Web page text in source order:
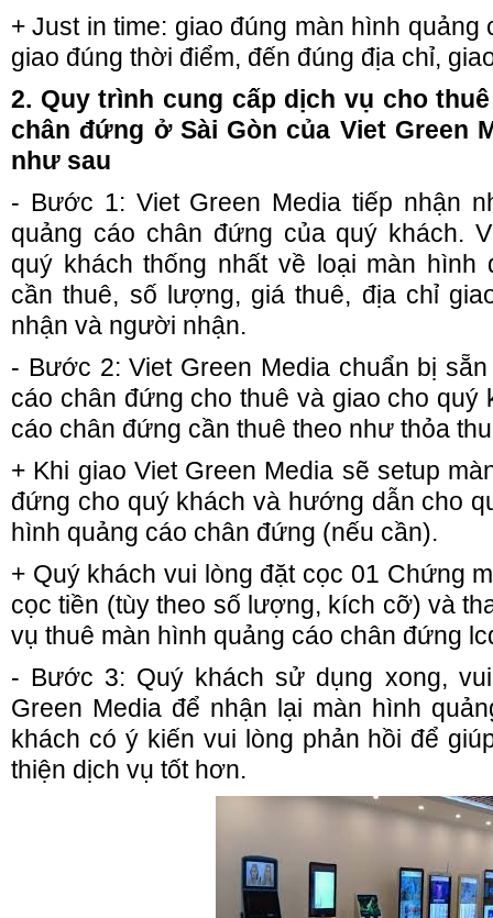
+ Just in time: giao đúng màn hình
giao đúng thời điểm, đến đúng địa chỉ,
2. Quy trình cung cấp dịch vụ cho
chân đứng ở Sài Gòn của Viet Green
như sau
- Bước 1: Viet Green Media tiếp nhận
quảng cáo chân đứng của quý khách.
quý khách thống nhất về loại màn hình
cần thuê, số lượng, giá thuê, địa chỉ
nhận và người nhận.
- Bước 2: Viet Green Media chuẩn bị
cáo chân đứng cho thuê và giao cho quý
cáo chân đứng cần thuê theo như thỏa
+ Khi giao Viet Green Media sẽ setup
đứng cho quý khách và hướng dẫn cho
hình quảng cáo chân đứng (nếu cần).
+ Quý khách vui lòng đặt cọc 01 Chứng
cọc tiền (tùy theo số lượng, kích cỡ) và
vụ thuê màn hình quảng cáo chân đứng
- Bước 3: Quý khách sử dụng xong,
Green Media để nhận lại màn hình
khách có ý kiến vui lòng phản hồi để
thiện dịch vụ tốt hơn.
Tổ chức sự kiện tiệc tất niên
thành công cho Công ty
Transimex - Saigon
Ảnh đáng yêu của hot boy
mắt hí gây sốt VN Idol
Tổ chức sự kiện lễ ra mắt sản
phẩm mới
Tổ chức sự kiện mừng ngày
phụ nữ Việt Nam 20/10, quốc
tế phụ nữ 8/3